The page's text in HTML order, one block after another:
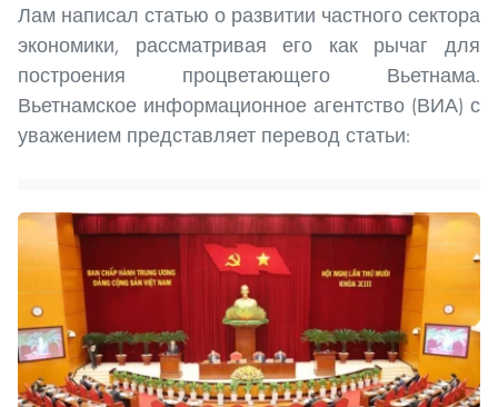
Лам написал статью о развитии частного сектора
экономики, рассматривая его как рычаг для
построения процветающего Вьетнама.
Вьетнамское информационное агентство (ВИА) с
уважением представляет перевод статьи: